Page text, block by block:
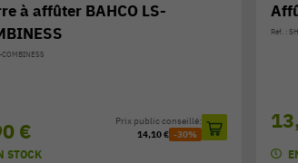
Affûteur carbure BAHCO SHARP-X
Réf. : SHARP-X
13,70 €
19,60 €
-30%
EN STOCK